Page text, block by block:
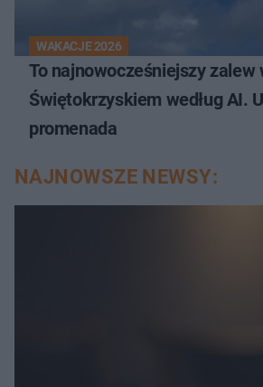
WAKACJE 2026
To najnowocześniejszy zalew
Świętokrzyskiem według AI.
promenada
NAJNOWSZE NEWSY: